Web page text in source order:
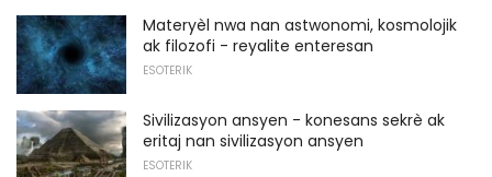
Materyèl nwa nan astwonomi, kosmolojik
ak filozofi - reyalite enteresan
ESOTERIK
Sivilizasyon ansyen - konesans sekrè ak
eritaj nan sivilizasyon ansyen
ESOTERIK